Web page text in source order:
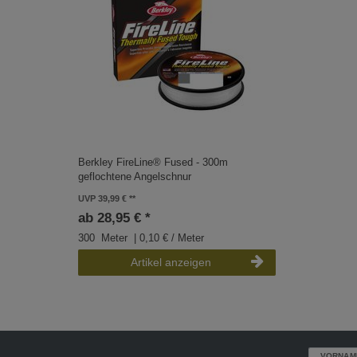
Berkley FireLine® Fused - 300m
geflochtene Angelschnur
UVP 39,99 €
ab 28,95 € *
300 Meter | 0,10 € / Meter
Artikel anzeigen